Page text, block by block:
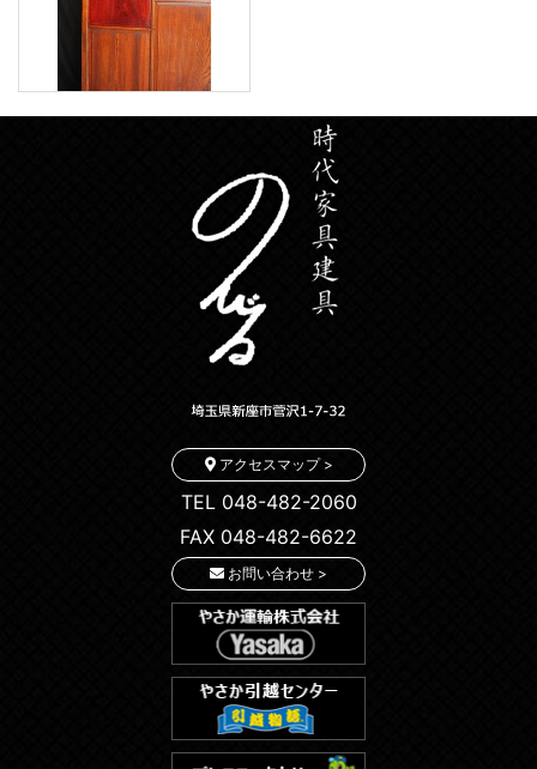
アクセスマップ >
TEL 048-482-2060
FAX 048-482-6622
お問い合わせ >